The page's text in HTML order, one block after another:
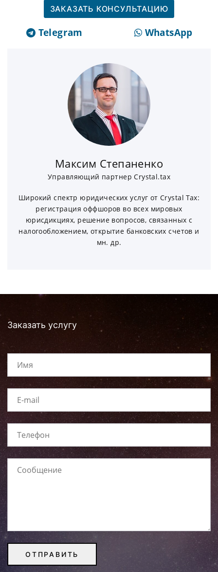
ЗАКАЗАТЬ КОНСУЛЬТАЦИЮ
Telegram WhatsApp
Максим Степаненко
Управляющий партнер Crystal.tax
Широкий спектр юридических услуг от Crystal Tax:
регистрация оффшоров во всех мировых
юрисдикциях, решение вопросов, связанных с
налогообложением, открытие банковских счетов и
мн. др.
Заказать услугу